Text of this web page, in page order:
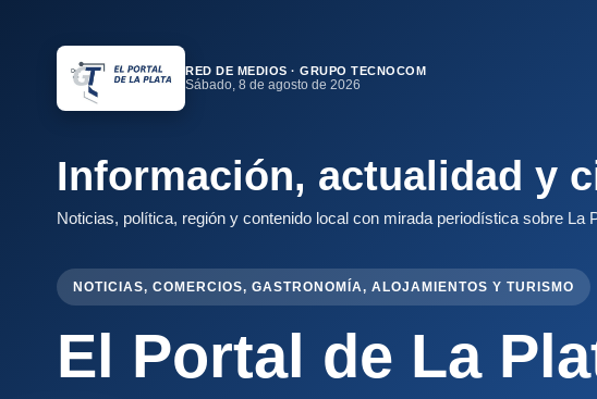
RED DE MEDIOS · GRUPO TECNOCOM
Sábado, 8 de agosto de 2026
Información, actualidad y
Noticias, política, región y contenido local con mirada periodística sobre La
NOTICIAS, COMERCIOS, GASTRONOMÍA, ALOJAMIENTOS Y TURISMO
El Portal de La